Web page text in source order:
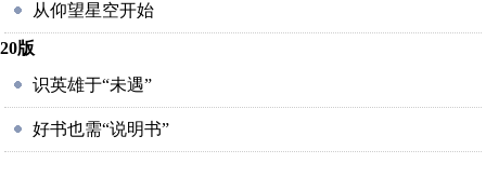
从仰望星空开始
20版
识英雄于“未遇”
好书也需“说明书”